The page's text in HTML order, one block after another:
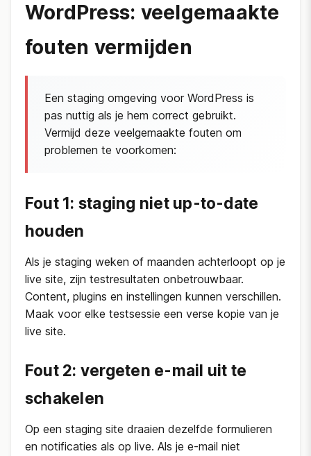
WordPress: veelgemaakte
fouten vermijden
Een staging omgeving voor WordPress is
pas nuttig als je hem correct gebruikt.
Vermijd deze veelgemaakte fouten om
problemen te voorkomen:
Fout 1: staging niet up-to-date
houden
Als je staging weken of maanden achterloopt op je
live site, zijn testresultaten onbetrouwbaar.
Content, plugins en instellingen kunnen verschillen.
Maak voor elke testsessie een verse kopie van je
live site.
Fout 2: vergeten e-mail uit te
schakelen
Op een staging site draaien dezelfde formulieren
en notificaties als op live. Als je e-mail niet